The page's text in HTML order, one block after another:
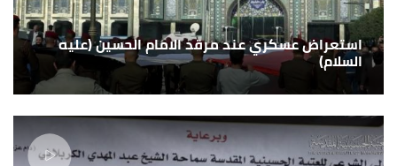
استعراض عسكري عند مرقد الامام الحسين (عليه
السلام)